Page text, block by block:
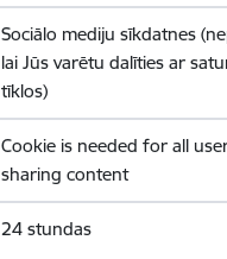
Sociālo mediju sīkdatnes
lai Jūs varētu dalīties ar
tīklos)
Cookie is needed for all
sharing content
24 stundas